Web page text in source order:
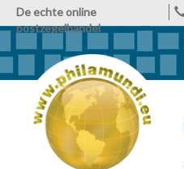
De echte online
postzegelhandel